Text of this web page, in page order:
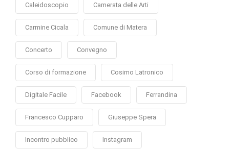
Caleidoscopio Camerata delle Arti
Carmine Cicala Comune di Matera
Concerto Convegno
Corso di formazione Cosimo Latronico
Digitale Facile Facebook Ferrandina
Francesco Cupparo Giuseppe Spera
Incontro pubblico Instagram